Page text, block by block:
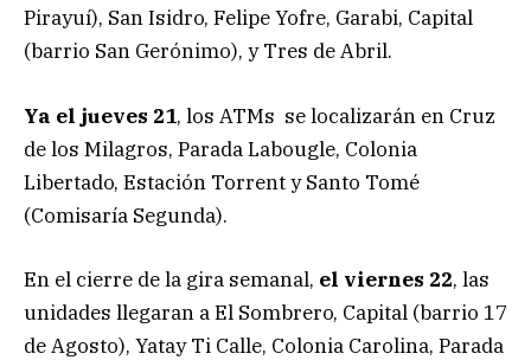
Pirayuí), San Isidro, Felipe Yofre, Garabi, Capital
(barrio San Gerónimo), y Tres de Abril.
Ya el jueves 21, los ATMs se localizarán en Cruz
de los Milagros, Parada Labougle, Colonia
Libertado, Estación Torrent y Santo Tomé
(Comisaría Segunda).
En el cierre de la gira semanal, el viernes 22, las
unidades llegaran a El Sombrero, Capital (barrio 17
de Agosto), Yatay Ti Calle, Colonia Carolina, Parada